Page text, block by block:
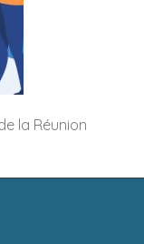
la Réunion